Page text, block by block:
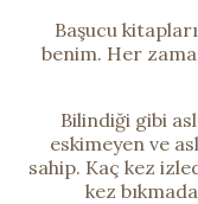
Başucu
benim. Her
Bilindiği gibi
eskimeyen ve
sahip. Kaç kez
kez